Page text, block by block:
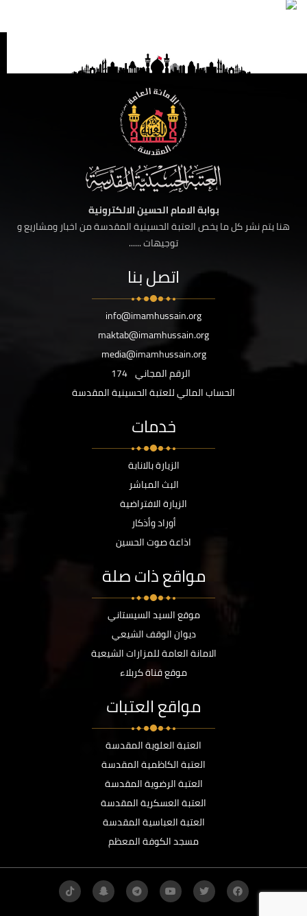
بوابة الامام الحسين الالكترونية
هنا يتم نشر كل ما يخص العتبة الحسينية المقدسة من اخبار ومشاريع و
توجيهات ......
اتصل بنا
info@imamhussain.org
maktab@imamhussain.org
media@imamhussain.org
الرقم المجاني 174
الحساب المالي للعتبة الحسينية المقدسة
خدمات
الزيارة بالانابة
البث المباشر
الزيارة الافتراضية
أوراد وأذكار
اذاعة صوت الحسين
مواقع ذات صلة
موقع السيد السيستاني
ديوان الوقف الشيعي
الامانة العامة للمزارات الشيعية
موقع قناة كربلاء
مواقع العتبات
العتبة العلوية المقدسة
العتبة الكاظمية المقدسة
العتبة الرضوية المقدسة
العتبة العسكرية المقدسة
العتبة العباسية المقدسة
مسجد الكوفة المعظم